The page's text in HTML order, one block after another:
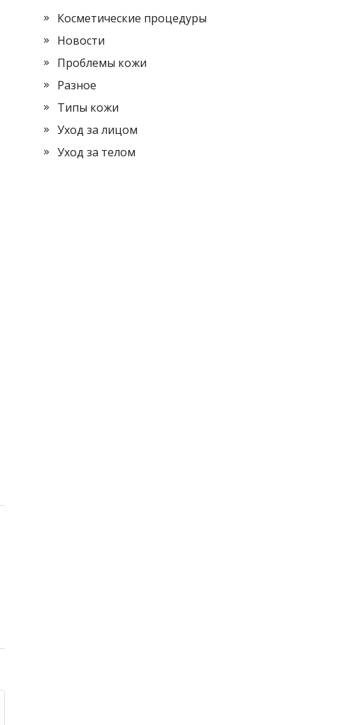
Косметические процедуры
Новости
Проблемы кожи
Разное
Типы кожи
Уход за лицом
Уход за телом